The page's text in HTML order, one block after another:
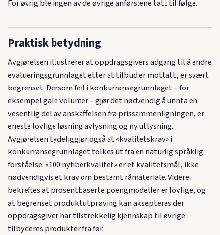
For øvrig ble ingen av de øvrige anførslene tatt til følge.
Praktisk betydning
Avgjørelsen illustrerer at oppdragsgivers adgang til å endre
evalueringsgrunnlaget etter at tilbud er mottatt, er svært
begrenset. Dersom feil i konkurransegrunnlaget – for
eksempel gale volumer – gjør det nødvendig å unnta en
vesentlig del av anskaffelsen fra prissammenligningen, er
eneste lovlige løsning avlysning og ny utlysning.
Avgjørelsen tydeliggjør også at «kvalitetskrav» i
konkurransegrunnlaget tolkes ut fra en naturlig språklig
forståelse: «100 nyfiberkvalitet» er et kvalitetsmål, ikke
nødvendigvis et krav om bestemt råmateriale. Videre
bekreftes at prosentbaserte poengmodeller er lovlige, og
at begrenset produktutprøving kan aksepteres der
oppdragsgiver har tilstrekkelig kjennskap til øvrige
tilbyderes produkter fra før.